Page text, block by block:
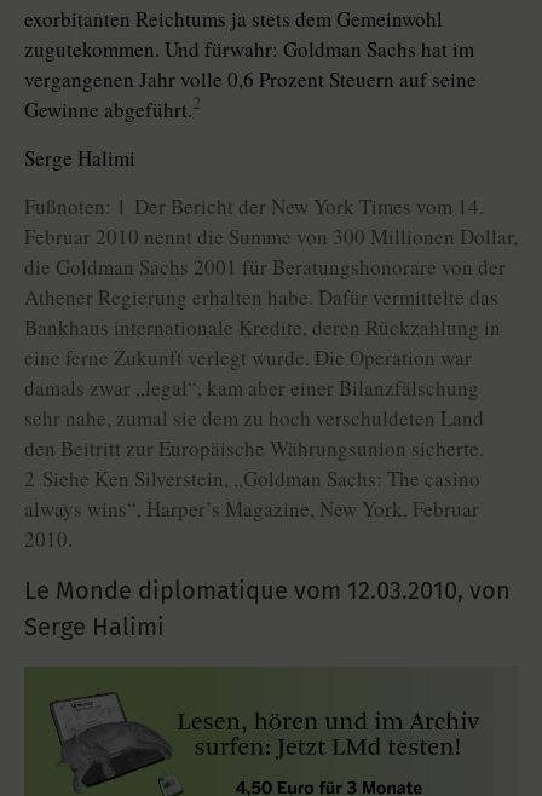
exorbitanten Reichtums ja stets dem Gemeinwohl
zugutekommen. Und fürwahr: Goldman Sachs hat im
vergangenen Jahr volle 0,6 Prozent Steuern auf seine
Gewinne abgeführt.2
Serge Halimi
Fußnoten: 1 Der Bericht der New York Times vom 14.
Februar 2010 nennt die Summe von 300 Millionen Dollar,
die Goldman Sachs 2001 für Beratungshonorare von der
Athener Regierung erhalten habe. Dafür vermittelte das
Bankhaus internationale Kredite, deren Rückzahlung in
eine ferne Zukunft verlegt wurde. Die Operation war
damals zwar „legal“, kam aber einer Bilanzfälschung
sehr nahe, zumal sie dem zu hoch verschuldeten Land
den Beitritt zur Europäische Währungsunion sicherte.
2 Siehe Ken Silverstein, „Goldman Sachs: The casino
always wins“, Harper’s Magazine, New York, Februar
2010.
Le Monde diplomatique vom 12.03.2010, von
Serge Halimi